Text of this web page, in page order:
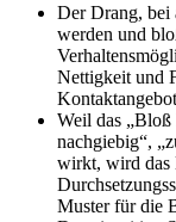
Der Drang, bei
werden und
Nettigkeit und
Weil das „Bloß
nachgiebig“,
wirkt, wird das
Muster für die